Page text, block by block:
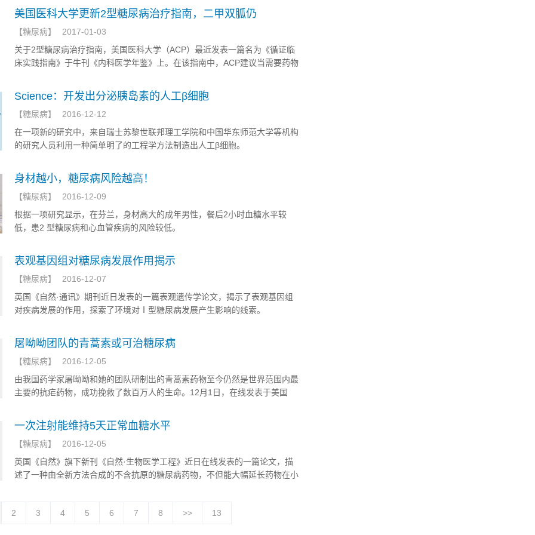
美国医科大学更新2型糖尿病治疗指南，二甲双胍仍
【糖尿病】
2017-01-03
关于2型糖尿病治疗指南，美国医科大学（ACP）最近发表一篇名为《循证临
床实践指南》于牛刊《内科医学年鉴》上。在该指南中，ACP建议当需要药物
Science：开发出分泌胰岛素的人工β细胞
【糖尿病】
2016-12-12
在一项新的研究中，来自瑞士苏黎世联邦理工学院和中国华东师范大学等机构
的研究人员利用一种简单明了的工程学方法制造出人工β细胞。
身材越小，糖尿病风险越高！
【糖尿病】
2016-12-09
根据一项研究显示，在芬兰，身材高大的成年男性，餐后2小时血糖水平较
低，患2 型糖尿病和心血管疾病的风险较低。
表观基因组对糖尿病发展作用揭示
【糖尿病】
2016-12-07
英国《自然·通讯》期刊近日发表的一篇表观遗传学论文，揭示了表观基因组
对疾病发展的作用，探索了环境对Ⅰ型糖尿病发展产生影响的线索。
屠呦呦团队的青蒿素或可治糖尿病
【糖尿病】
2016-12-05
由我国药学家屠呦呦和她的团队研制出的青蒿素药物至今仍然是世界范围内最
主要的抗疟药物，成功挽救了数百万人的生命。12月1日，在线发表于美国
亿糖尿病患者。
一次注射能维持5天正常血糖水平
【糖尿病】
2016-12-05
英国《自然》旗下新刊《自然·生物医学工程》近日在线发表的一篇论文，描
述了一种由全新方法合成的不含抗原的糖尿病药物，不但能大幅延长药物在小
2 3 4 5 6 7 8 >> 13